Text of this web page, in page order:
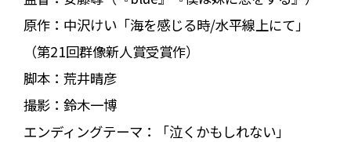
原作：中沢けい「海を感じる時/水平線上にて」
（第21回群像新人賞受賞作）
脚本：荒井晴彦
撮影：鈴木一博
エンディングテーマ：「泣くかもしれない」